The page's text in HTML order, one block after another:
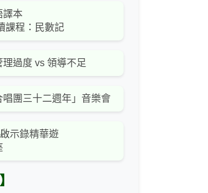
本
課程：民數記
過度 vs 領導不足
唱團三十二週年」音樂會
示錄精華遊